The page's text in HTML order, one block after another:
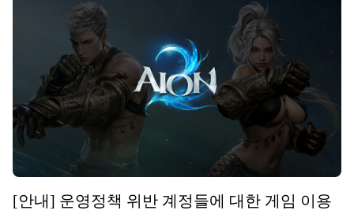
[안내] 운영정책 위반 계정들에 대한 게임 이용